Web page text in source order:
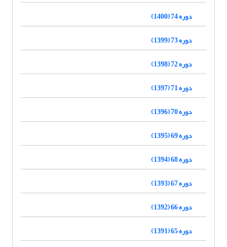
دوره 74 (1400)
دوره 73 (1399)
دوره 72 (1398)
دوره 71 (1397)
دوره 70 (1396)
دوره 69 (1395)
دوره 68 (1394)
دوره 67 (1393)
دوره 66 (1392)
دوره 65 (1391)